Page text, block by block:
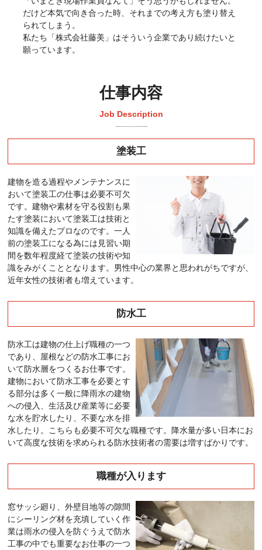
だけど本気で向き合った時、それまでの考え方も塗り替え
られてしまう。
私たち「株式会社藤美」はそういう企業であり続けたいと
願っています。
仕事内容
Job Description
塗装工
建物を造る過程やメンテナンスに
おいて塗装工の仕事は必要不可欠
です。建物や素材を守る役割も果
たす塗装において塗装工は技術と
知識を備えたプロなのです。一人
前の塗装工になる為には見習い期
間を数年程度経て塗装の技術や知
識をみがくこととなります。男性中心の業界と思われがちですが、
近年女性の技術者も増えています。
防水工
防水工は建物の仕上げ職種の一つ
であり、屋根などの防水工事にお
いて防水層をつくるお仕事です。
建物において防水工事を必要とす
る部分は多く一般に降雨水の建物
への侵入、生活及び産業等に必要
な水を貯水したり、不要な水を排
水したり。こちらも必要不可欠な職種です。降水量が多い日本にお
いて高度な技術を求められる防水技術者の需要は増すばかりです。
職種が入ります
窓サッシ廻り、外壁目地等の隙間
にシーリング材を充填していく作
業は雨水の侵入を防ぐうえで防水
工事の中でも重要なお仕事の一つ